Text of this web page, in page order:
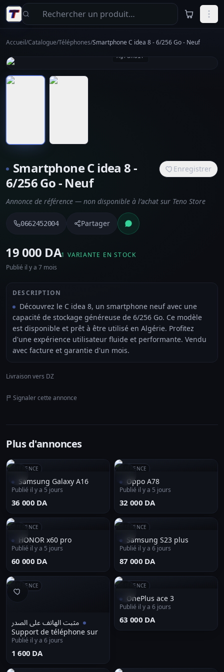
Aller au contenu principal
Accueil/Catalogue/Téléphones/Smartphone C idea 8 - 6/256 Go - Neuf
Agrandir
Smartphone C idea 8 -
6/256 Go - Neuf
Enregistrer
Annonce de référence — non disponible à l’achat sur Teno Store
0662452004 Partager
⁦19 000 DA⁩1 VARIANTE EN STOCK
Publié il y a 7 mois
DESCRIPTION
Découvrez le C idea 8, un smartphone neuf avec une
capacité de stockage généreuse de 6/256 Go. Ce modèle
est disponible et prêt à être utilisé en Algérie. Profitez
d'une expérience utilisateur fluide et performante. Vendu
avec facture et garantie d'un mois.
Livraison vers DZ
Signaler cette annonce
Plus d'annonces
RÉFÉRENCE
Samsung Galaxy A16
Publié il y a 5 jours
⁦36 000 DA⁩
RÉFÉRENCE
Oppo A78
Publié il y a 5 jours
⁦32 000 DA⁩
RÉFÉRENCE
HONOR x60 pro
Publié il y a 5 jours
⁦60 000 DA⁩
RÉFÉRENCE
Samsung S23 plus
Publié il y a 6 jours
⁦87 000 DA⁩
RÉFÉRENCE
مثبت الهاتف على الصدر
Support de téléphone sur
la poitrine
Publié il y a 6 jours
⁦1 600 DA⁩
RÉFÉRENCE
OnePlus ace 3
Publié il y a 6 jours
⁦63 000 DA⁩